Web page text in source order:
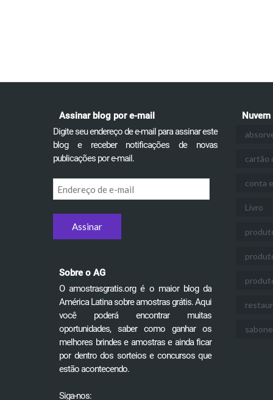
Assinar blog por e-mail
Digite seu endereço de e-mail para assinar este
blog e receber notificações de novas
publicações por e-mail.
Endereço
de
e-
Sobre o AG
O amostrasgratis.org é o maior blog da
América Latina sobre amostras grátis. Aqui
você poderá encontrar muitas
oportunidades, saber como ganhar os
melhores brindes e amostras e ainda ficar
por dentro dos sorteios e concursos que
estão acontecendo.
Siga-nos:
Nuvem
cartão
conta
Livro